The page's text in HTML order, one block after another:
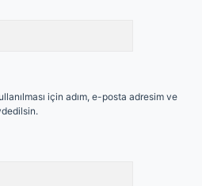
için adım, e-posta adresim ve